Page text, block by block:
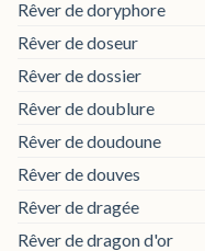
Rêver de doryphore
Rêver de doseur
Rêver de dossier
Rêver de doublure
Rêver de doudoune
Rêver de douves
Rêver de dragée
Rêver de dragon d'or